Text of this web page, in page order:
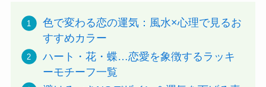
色で変わる恋の運気：風水×心理で見るお
すすめカラー
ハート・花・蝶…恋愛を象徴するラッキ
ーモチーフ一覧